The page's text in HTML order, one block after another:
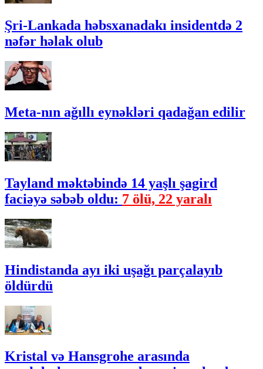
Şri-Lankada həbsxanadakı insidentdə 2
nəfər həlak olub
Meta-nın ağıllı eynəkləri qadağan edilir
Tayland məktəbində 14 yaşlı şagird
faciəyə səbəb oldu: 7 ölü, 22 yaralı
Hindistanda ayı iki uşağı parçalayıb
öldürdü
Kristal və Hansgrohe arasında